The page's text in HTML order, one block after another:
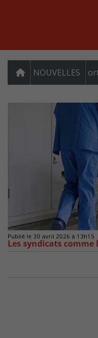
NOUVELLES
Publié le 30 avril 2026 à 13h15
Les syndicats